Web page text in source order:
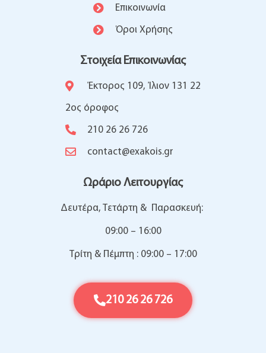
Επικοινωνία
Όροι Χρήσης​
Στοιχεία Επικοινωνίας
Έκτορος 109, Ίλιον 131 22
2ος όροφος
210 26 26 726
contact@exakois.gr
Ωράριο Λειτουργίας
Δευτέρα, Τετάρτη & Παρασκευή:
09:00 – 16:00
Τρίτη & Πέμπτη : 09:00 – 17:00
210 26 26 726